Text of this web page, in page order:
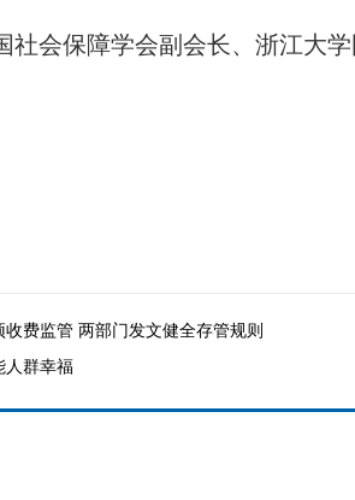
会保障学会副会长、浙江大学
收费监管 两部门发文健全存管规则
人群幸福